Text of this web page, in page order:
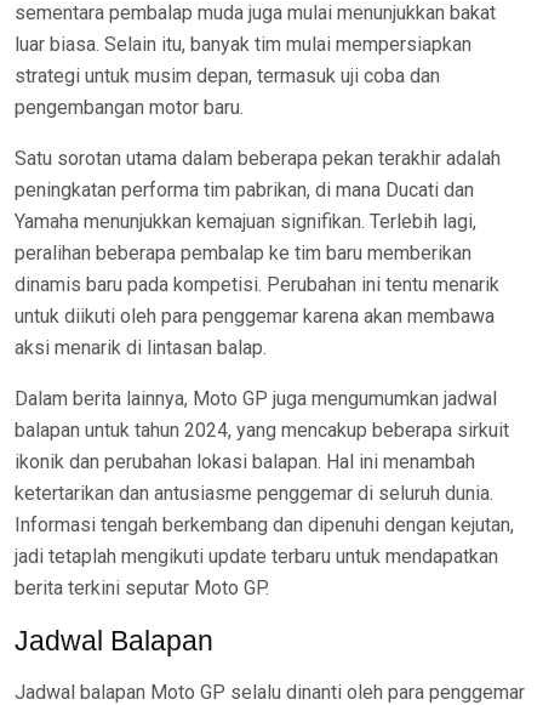
sementara pembalap muda juga mulai menunjukkan bakat
luar biasa. Selain itu, banyak tim mulai mempersiapkan
strategi untuk musim depan, termasuk uji coba dan
pengembangan motor baru.
Satu sorotan utama dalam beberapa pekan terakhir adalah
peningkatan performa tim pabrikan, di mana Ducati dan
Yamaha menunjukkan kemajuan signifikan. Terlebih lagi,
peralihan beberapa pembalap ke tim baru memberikan
dinamis baru pada kompetisi. Perubahan ini tentu menarik
untuk diikuti oleh para penggemar karena akan membawa
aksi menarik di lintasan balap.
Dalam berita lainnya, Moto GP juga mengumumkan jadwal
balapan untuk tahun 2024, yang mencakup beberapa sirkuit
ikonik dan perubahan lokasi balapan. Hal ini menambah
ketertarikan dan antusiasme penggemar di seluruh dunia.
Informasi tengah berkembang dan dipenuhi dengan kejutan,
jadi tetaplah mengikuti update terbaru untuk mendapatkan
berita terkini seputar Moto GP.
Jadwal Balapan
Jadwal balapan Moto GP selalu dinanti oleh para penggemar